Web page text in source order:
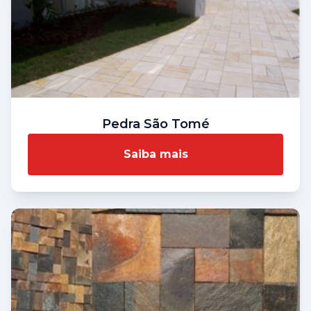
Pedra São Tomé
Saiba mais